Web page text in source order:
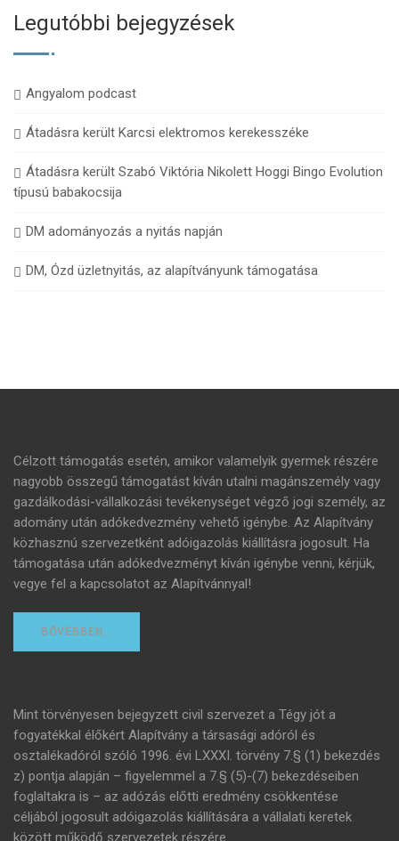
Legutóbbi bejegyzések
Angyalom podcast
Átadásra került Karcsi elektromos kerekesszéke
Átadásra került Szabó Viktória Nikolett Hoggi Bingo Evolution
típusú babakocsija
DM adományozás a nyitás napján
DM, Ózd üzletnyitás, az alapítványunk támogatása
Célzott támogatás esetén, amikor valamelyik gyermek részére
nagyobb összegű támogatást kíván utalni magánszemély vagy
gazdálkodási-vállalkozási tevékenységet végző jogi személy, az
adomány után adókedvezmény vehető igénybe. Az Alapítvány
közhasznú szervezetként adóigazolás kiállításra jogosult. Ha
támogatása után adókedvezményt kíván igénybe venni, kérjük,
vegye fel a kapcsolatot az Alapítvánnyal!
BŐVEBBEN…
Mint törvényesen bejegyzett civil szervezet a Tégy jót a
fogyatékkal élőkért Alapítvány a társasági adóról és
osztalékadóról szóló 1996. évi LXXXI. törvény 7.§ (1) bekezdés
z) pontja alapján – figyelemmel a 7.§ (5)-(7) bekezdéseiben
foglaltakra is – az adózás előtti eredmény csökkentése
céljából jogosult adóigazolás kiállítására a vállalati keretek
között működő szervezetek részére.